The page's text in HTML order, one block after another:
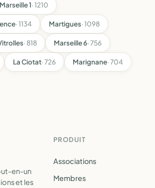
Marseille 1· 1210
· 1134 Martigues· 1098
· 818 Marseille 6· 756
La Ciotat· 726 Marignane· 704
en-un
et les
PRODUIT
Associations
Membres